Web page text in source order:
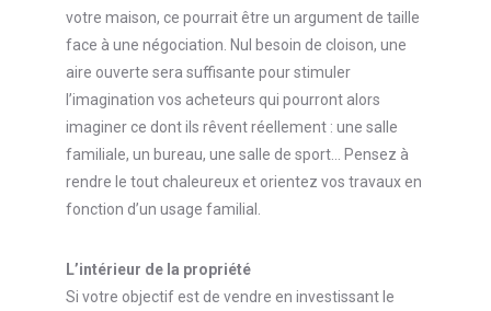
votre maison, ce pourrait être un argument de taille
face à une négociation. Nul besoin de cloison, une
aire ouverte sera suffisante pour stimuler
l’imagination vos acheteurs qui pourront alors
imaginer ce dont ils rêvent réellement : une salle
familiale, un bureau, une salle de sport… Pensez à
rendre le tout chaleureux et orientez vos travaux en
fonction d’un usage familial.
L’intérieur de la propriété
Si votre objectif est de vendre en investissant le